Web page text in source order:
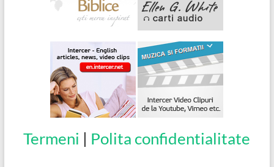
Termeni | Polita confidentialitate